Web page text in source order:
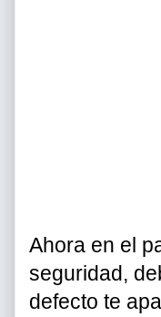
Ahora en el
seguridad,
defecto te